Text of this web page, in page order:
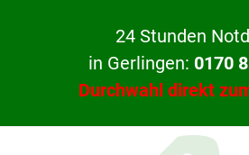
24 Stunden
in Gerlingen: 0170
Durchwahl direkt